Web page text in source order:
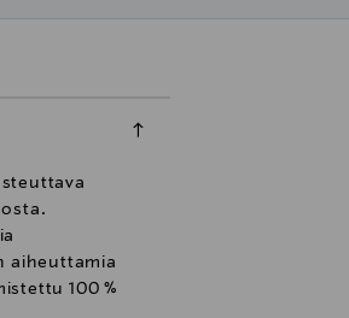
aiheuttamia
100 %